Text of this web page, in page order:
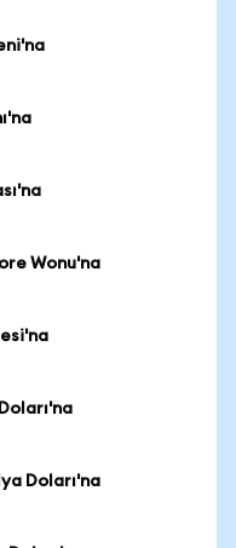
Wonu'na
Doları'na